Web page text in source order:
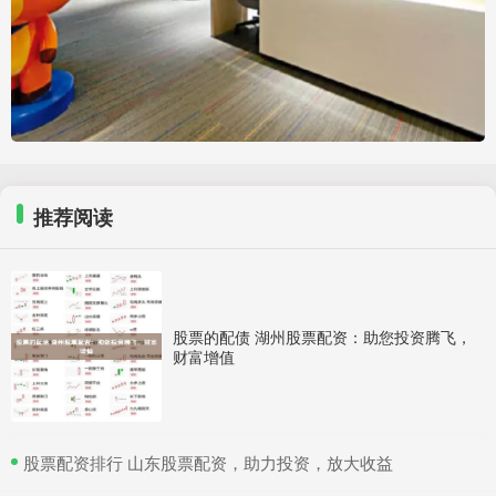
推荐阅读
股票的配债 湖州股票配资：助您投资腾飞，
财富增值
​股票配资排行 山东股票配资，助力投资，放大收益